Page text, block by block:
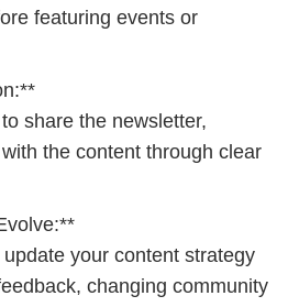
featuring events or
share the newsletter,
the content through clear
your content strategy
changing community